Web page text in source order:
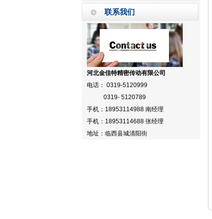
联系我们
河北金佳特精密传动有限公司
电话： 0319-5120999
0319- 5120789
手机：18953114988 南经理
手机：18953114688 张经理
地址：临西县城清阳街